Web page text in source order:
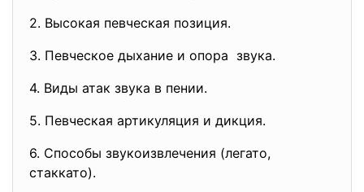
2. Высокая певческая позиция.
3. Певческое дыхание и опора звука.
4. Виды атак звука в пении.
5. Певческая артикуляция и дикция.
6. Способы звукоизвлечения (легато,
стаккато).